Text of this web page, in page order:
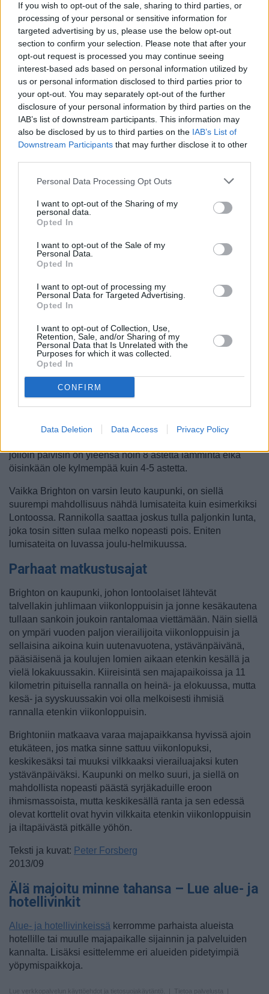
If you wish to opt-out of the sale, sharing to third parties, or
processing of your personal or sensitive information for
targeted advertising by us, please use the below opt-out
section to confirm your selection. Please note that after your
opt-out request is processed you may continue seeing
interest-based ads based on personal information utilized by
us or personal information disclosed to third parties prior to
your opt-out. You may separately opt-out of the further
disclosure of your personal information by third parties on the
IAB’s list of downstream participants. This information may
also be disclosed by us to third parties on the IAB’s List of
Downstream Participants that may further disclose it to other
Personal Data Processing Opt Outs
I want to opt-out of the Sharing of my
personal data.
Opted In
I want to opt-out of the Sale of my
Personal Data.
Opted In
I want to opt-out of processing my
Personal Data for Targeted Advertising.
Opted In
I want to opt-out of Collection, Use,
Retention, Sale, and/or Sharing of my
Personal Data that Is Unrelated with the
Purposes for which it was collected.
Opted In
CONFIRM
Data Deletion Data Access Privacy Policy
Ilmasto ja parhaat matkustusajat
Brightonissa on kesät talvet leudot ilmat, eikä siellä
koskaan ole montaa astetta pakkasta ja toisaalta vain
harvoin elohopea kohoaa siellä yli hellerajan. Kesäkausi
on pitkä ajanjakso huhtikuulta aina marraskuun alkuun, ja
lyhyt mutta pimeä ja säiltään ikävä talvikausi kestää
periaatteessa vain marraskuun puolivälistä maaliskuun
alkupuolelle.
Kaupungissa sataaeniten syksyllä, ja loka-, marras- ja
aikoja, ja vähiten sateita on luvassa kesä- ja heinäkuussa.
Brightoninkesäkausilähtee liikkeelle keväällä maalis- tai
huhtikuussa, jolloin päivälämpötilat kohoavat 12-15
toukokuussa, jolloin rannalla voi hyvin aurinkoisina päivinä
paistatella päivää, mutta uimaan tai varsinaiseen
päivälämpötilat ovat yleensä 20 asteessa. Keskikesällä 20-
22 on varsin normaali päivälämpötila ja öisinkin on
yleensä 15 astetta. Hellekausia kaupungissa on vähän
samaan tyyliin kuin Suomessakin eli muutaman kerran
normaalin kesän aikana. Kesä jatkuu lämpimänä elokuun,
ja vielä syyskuussakin on usein 20 asteen
päivälämpötiloja.
Monena vuonna lokakuu on vielä hyvin mukava kuukausi
merkittäviä muutoksia katukuvaan. Terassit ja muu elämä
jolloin päivisin on yleensä noin 8 astetta lämmintä eikä
öisinkään ole kylmempää kuin 4-5 astetta.
Vaikka Brighton on varsin leuto kaupunki, on siellä
suurempi mahdollisuus nähdä lumisateita kuin esimerkiksi
Lontoossa. Rannikolla saattaa joskus tulla paljonkin lunta,
joka tosin sitten sulaa melko nopeasti pois. Eniten
lumisateita on luvassa joulu-helmikuussa.
Parhaat matkustusajat
Brighton on kaupunki, johon lontoolaiset lähtevät
talvellakin juhlimaan viikonloppuisin ja jonne kesäkautena
tullaan sankoin joukoin rantalomaa viettämään. Näin siellä
on ympäri vuoden paljon vierailijoita viikonloppuisin ja
sellaisina aikoina kuin uutenavuotena, ystävänpäivänä,
pääsiäisenä ja koulujen lomien aikaan etenkin kesällä ja
vielä lokakuussakin. Kiireisintä sen majapaikoissa ja 11
kilometrin pituisella rannalla on heinä- ja elokuussa, mutta
kesä- ja syyskuussakin voi olla melkoisesti ihmisiä
rannalla etenkin viikonloppuisin.
Brightoniin matkaava varaa majapaikkansa hyvissä ajoin
etukäteen, jos matka sinne sattuu viikonlopuksi,
keskikesäksi tai muuksi vilkkaaksi vierailuajaksi kuten
ystävänpäiväksi. Kaupunki on melko suuri, ja siellä on
mahdollista nopeasti päästä syrjäkaduille eroon
ihmismassoista, mutta keskikesällä ranta ja sen edessä
olevat korttelit ovat hyvin vilkkaita etenkin viikonloppuisin
ja iltapäivästä pitkälle yöhön.
Teksti ja kuvat: Peter Forsberg
2013/09
Älä majoitu minne tahansa – Lue alue- ja
hotellivinkit
Alue- ja hotellivinkeissä kerromme parhaista alueista
hotellille tai muulle majapaikalle sijainnin ja palveluiden
kannalta. Lisäksi esittelemme eri alueiden pidetyimpiä
yöpymispaikkoja.
Tietoa palvelusta